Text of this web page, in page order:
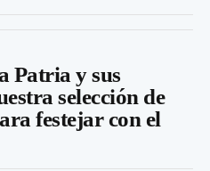
Patria y sus
selección de
festejar con el